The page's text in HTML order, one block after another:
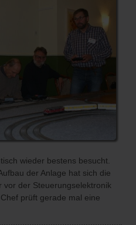
wieder bestens besucht.
der Anlage hat sich die
vor der Steuerungselektronik
prüft gerade mal eine